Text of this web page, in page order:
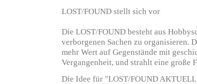
LOST/FOUND stellt sich vor
Die LOST/FOUND besteht aus
verborgenen Sachen zu organisieren.
mehr Wert auf Gegenstände mit
Vergangenheit, und strahlt eine große
Die Idee für "LOST/FOUND